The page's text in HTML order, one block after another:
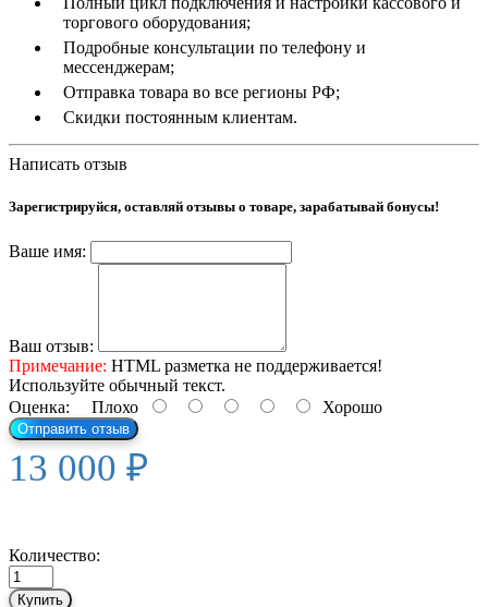
торгового оборудования;
Подробные консультации по телефону и
мессенджерам;
Отправка товара во все регионы РФ;
Скидки постоянным клиентам.
Написать отзыв
Зарегистрируйся, оставляй отзывы о товаре, зарабатывай бонусы!
Ваше имя:
Ваш отзыв:
Примечание: HTML разметка не поддерживается!
Используйте обычный текст.
Оценка: Плохо Хорошо
Отправить отзыв
13 000 ₽
Количество:
Купить